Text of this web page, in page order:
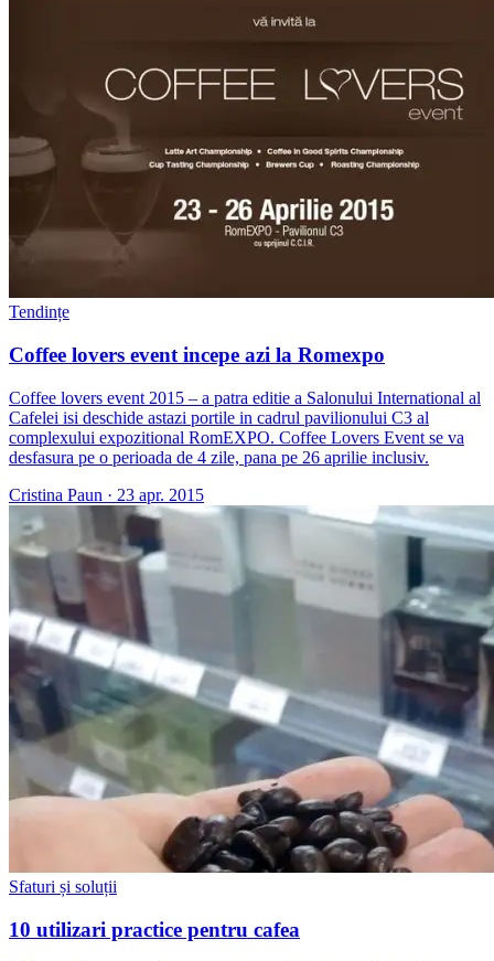
Tendințe
Coffee lovers event incepe azi la Romexpo
Coffee lovers event 2015 – a patra editie a Salonului International al
Cafelei isi deschide astazi portile in cadrul pavilionului C3 al
complexului expozitional RomEXPO. Coffee Lovers Event se va
desfasura pe o perioada de 4 zile, pana pe 26 aprilie inclusiv.
Cristina Paun · 23 apr. 2015
Sfaturi și soluții
10 utilizari practice pentru cafea